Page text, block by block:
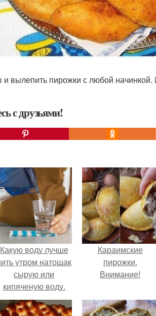
и вылепить пирожки с любой
с друзьями!
Какую воду лучше
утром натощак
сырую или
кипяченую воду.
Сырая вода:
состав,
Караимские
пирожки.
Внимание!